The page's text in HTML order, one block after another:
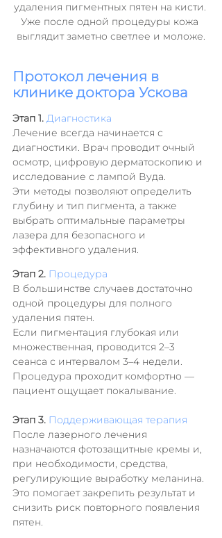
удаления пигментных пятен на кисти.
Уже после одной процедуры кожа
выглядит заметно светлее и моложе.
Протокол лечения в
клинике доктора Ускова
Этап 1. Диагностика
Лечение всегда начинается с
диагностики. Врач проводит очный
осмотр, цифровую дерматоскопию и
исследование с лампой Вуда.
Эти методы позволяют определить
глубину и тип пигмента, а также
выбрать оптимальные параметры
лазера для безопасного и
эффективного удаления.
Этап 2. Процедура
В большинстве случаев достаточно
одной процедуры для полного
удаления пятен.
Если пигментация глубокая или
множественная, проводится 2–3
сеанса с интервалом 3–4 недели.
Процедура проходит комфортно —
пациент ощущает покалывание.
Этап 3. Поддерживающая терапия
После лазерного лечения
назначаются фотозащитные кремы и,
при необходимости, средства,
регулирующие выработку меланина.
Это помогает закрепить результат и
снизить риск повторного появления
пятен.